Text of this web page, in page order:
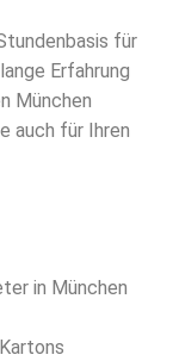
für
Erfahrung
München
auch für Ihren
in München